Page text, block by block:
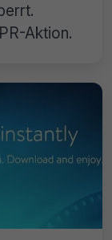
Aktion.